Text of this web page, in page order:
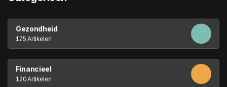
Gezondheid
175 Artikelen
Financieel
120 Artikelen